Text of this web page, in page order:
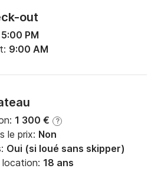
out
5:00 PM
9:00 AM
1 300 € ?
le prix: Non
Oui (si loué sans skipper)
location: 18 ans